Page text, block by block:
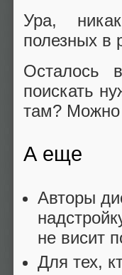
Ура,
полезных в
Осталось
поискать
там? Можно
А еще
Авторы
не висит
Для тех,